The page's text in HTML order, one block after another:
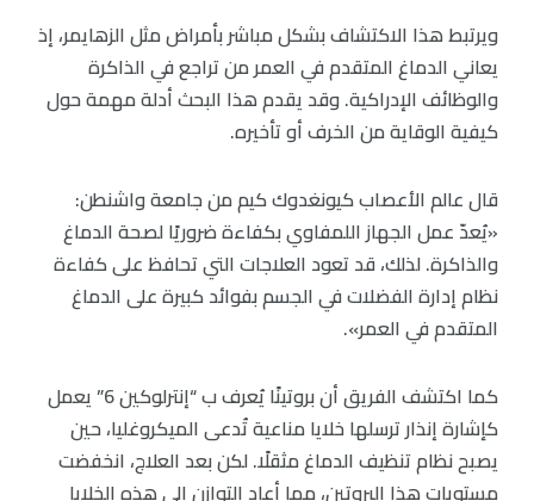
ويرتبط هذا الاكتشاف بشكل مباشر بأمراض مثل الزهايمر، إذ
يعاني الدماغ المتقدم في العمر من تراجع في الذاكرة
والوظائف الإدراكية. وقد يقدم هذا البحث أدلة مهمة حول
كيفية الوقاية من الخرف أو تأخيره.
قال عالم الأعصاب كيونغدوك كيم من جامعة واشنطن:
«يُعدّ عمل الجهاز اللمفاوي بكفاءة ضروريًا لصحة الدماغ
والذاكرة. لذلك، قد تعود العلاجات التي تحافظ على كفاءة
نظام إدارة الفضلات في الجسم بفوائد كبيرة على الدماغ
المتقدم في العمر».
كما اكتشف الفريق أن بروتينًا يُعرف ب “إنترلوكين 6” يعمل
كإشارة إنذار ترسلها خلايا مناعية تُدعى الميكروغليا، حين
يصبح نظام تنظيف الدماغ مثقلًا. لكن بعد العلاج، انخفضت
مستويات هذا البروتين، مما أعاد التوازن إلى هذه الخلايا